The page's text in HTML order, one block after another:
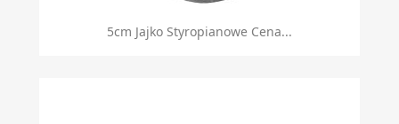
5cm Jajko Styropianowe Cena...